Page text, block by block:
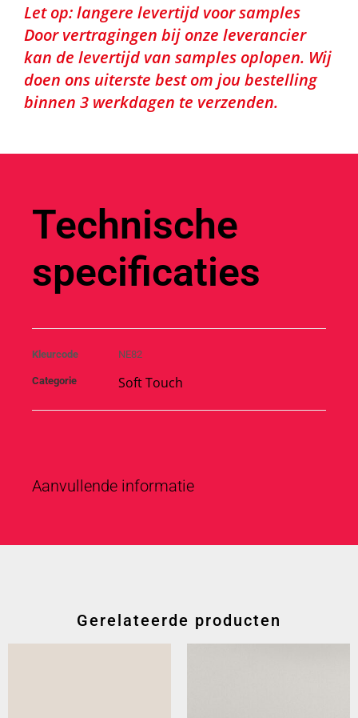
Let op: langere levertijd voor samples
Door vertragingen bij onze leverancier
kan de levertijd van samples oplopen. Wij
doen ons uiterste best om jou bestelling
binnen 3 werkdagen te verzenden.
Technische
specificaties
Kleurcode NE82
Categorie Soft Touch
Aanvullende informatie
Gerelateerde producten